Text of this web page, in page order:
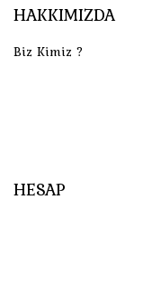
HAKKIMIZDA
Biz Kimiz ?
HESAP